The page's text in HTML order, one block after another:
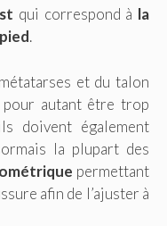
qui correspond à la
.
et du talon
autant être trop
doivent également
la plupart des
permettant
afin de l’ajuster à